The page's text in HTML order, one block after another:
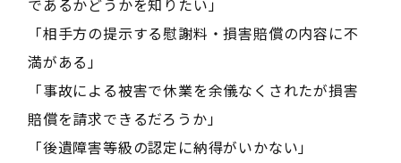
「相手方の提示する慰謝料・損害賠償の内容に不
満がある」
「事故による被害で休業を余儀なくされたが損害
賠償を請求できるだろうか」
「後遺障害等級の認定に納得がいかない」